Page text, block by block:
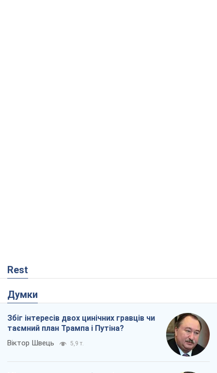
Rest
Думки
Збіг інтересів двох цинічних гравців чи
таємний план Трампа і Путіна?
Віктор Швець 5,9 т.